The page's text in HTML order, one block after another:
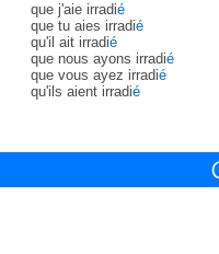
que j'aie irradié
que tu aies irradié
qu'il ait irradié
que nous ayons irradié
que vous ayez irradié
qu'ils aient irradié